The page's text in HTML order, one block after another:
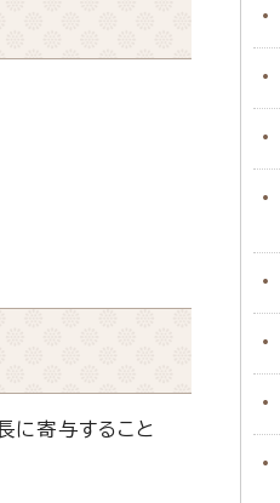
に寄与すること